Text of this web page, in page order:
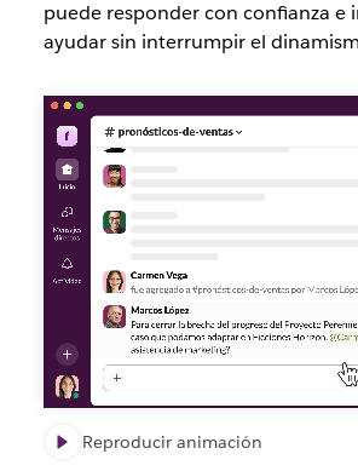
puede responder con confianza e
ayudar sin interrumpir el
Reproducir animación